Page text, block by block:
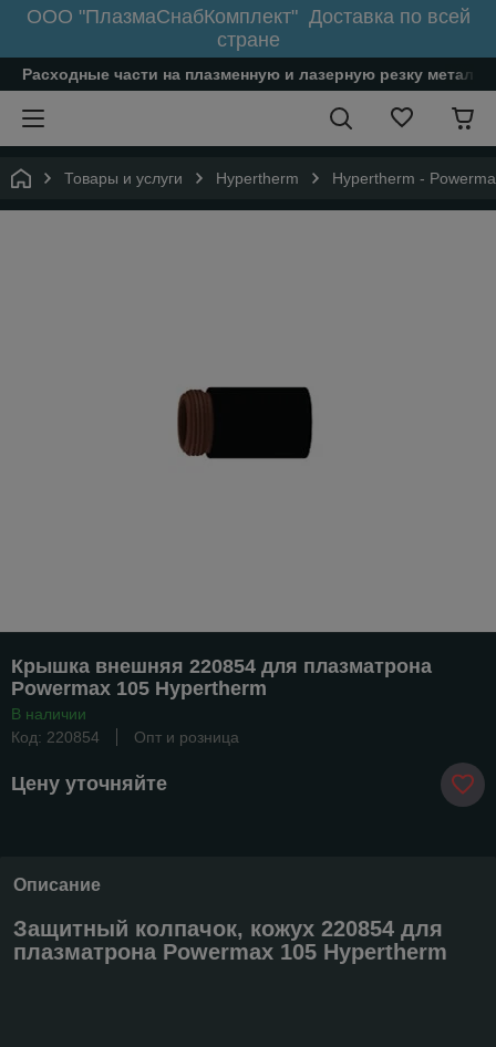
ООО "ПлазмаСнабКомплект" Доставка по всей
стране
Расходные части на плазменную и лазерную резку
Товары и услуги Hypertherm Hypertherm -
Крышка внешняя 220854 для плазматрона
Powermax 105 Hypertherm
В наличии
Код: 220854
Опт и розница
Цену уточняйте
Описание
Защитный колпачок, кожух 220854 для
плазматрона Powermax 105 Hypertherm